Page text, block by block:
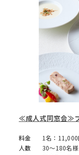
≪成人式同窓会≫プ
料金
1名：
人数
30～180名様